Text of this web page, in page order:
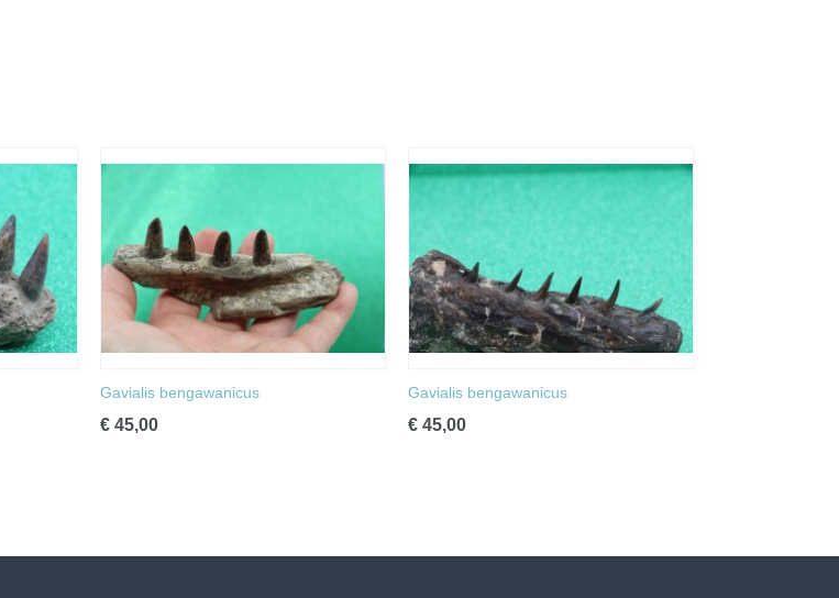
Gavialis bengawanicus
€ 45,00
Gavialis bengawanicus
€ 45,00